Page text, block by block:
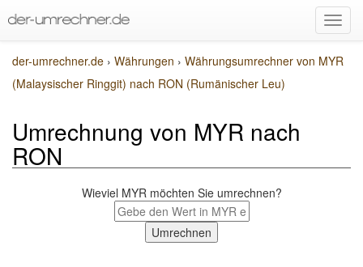
der-umrechner.de › Währungen › Währungsumrechner von MYR
(Malaysischer Ringgit) nach RON (Rumänischer Leu)
Umrechnung von MYR nach
RON
Wieviel MYR möchten Sie umrechnen?